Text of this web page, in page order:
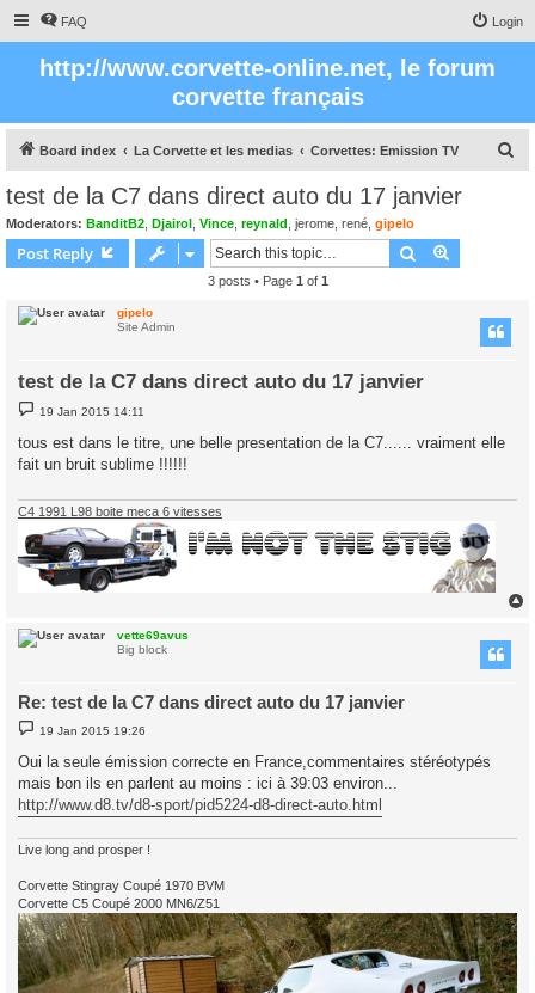
FAQ Login
http://www.corvette-online.net, le forum
corvette français
Board index La Corvette et les medias Corvettes: Emission TV
test de la C7 dans direct auto du 17 janvier
Moderators: BanditB2 Djairol Vince reynald jerome rené gipelo
Post Reply Search
3 posts • Page 1 of 1
gipelo
Site Admin
test de la C7 dans direct auto du 17 janvier
P
o
t
19 Jan 2015 14:11
tous est dans le titre, une belle presentation de la C7...... vraiment elle
fait un bruit sublime !!!!!!
C4 1991 L98 boite meca 6 vitesses
vette69avus
Big block
Re: test de la C7 dans direct auto du 17 janvier
P
o
s
t
19 Jan 2015 19:26
Oui la seule émission correcte en France,commentaires stéréotypés
mais bon ils en parlent au moins : ici à 39:03 environ...
http://www.d8.tv/d8-sport/pid5224-d8-direct-auto.html
Live long and prosper !
Corvette Stingray Coupé 1970 BVM
Corvette C5 Coupé 2000 MN6/Z51